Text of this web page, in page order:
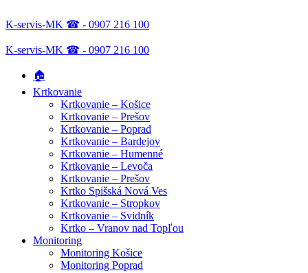
K-servis-MK ☎ - 0907 216 100
K-servis-MK ☎ - 0907 216 100
🏠
Krtkovanie
Krtkovanie – Košice
Krtkovanie – Prešov
Krtkovanie – Poprad
Krtkovanie – Bardejov
Krtkovanie – Humenné
Krtkovanie – Levoča
Krtkovanie – Prešov
Krtko Spišská Nová Ves
Krtkovanie – Stropkov
Krtkovanie – Svidník
Krtko – Vranov nad Topľou
Monitoring
Monitoring Košice
Monitoring Poprad